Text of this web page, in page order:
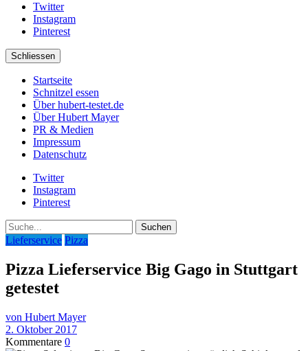
Twitter
Instagram
Pinterest
Schliessen
Startseite
Schnitzel essen
Über hubert-testet.de
Über Hubert Mayer
PR & Medien
Impressum
Datenschutz
Twitter
Instagram
Pinterest
Suche
Lieferservice Pizza
Pizza Lieferservice Big Gago in Stuttgart
getestet
von Hubert Mayer
2. Oktober 2017
Kommentare 0